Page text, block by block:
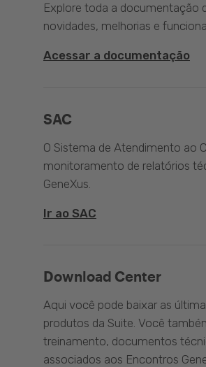
Explore toda a documentação
novidades, melhorias e
Acessar a documentação
SAC
O Sistema de Atendimento ao
monitoramento de relatórios
GeneXus.
Ir ao SAC
Download Center
Aqui você pode baixar as
produtos da Suite. Você
treinamento, documentos
associados aos Encontros